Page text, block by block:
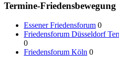
Termine-Friedensbewegung
Essener Friedensforum 0
Friedensforum Düsseldorf
0
Friedensforum Köln 0